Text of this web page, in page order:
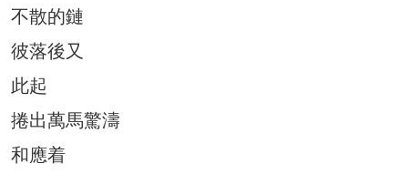
不散的鏈
彼落後又
此起
捲出萬馬驚濤
和應着